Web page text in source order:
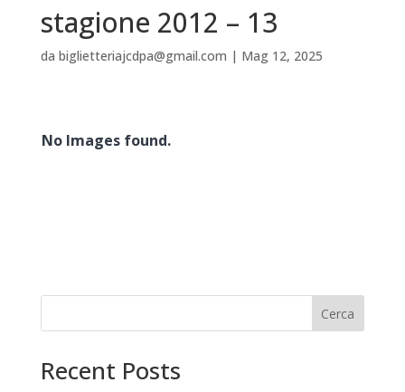
stagione 2012 – 13
da biglietteriajcdpa@gmail.com | Mag 12, 2025
No Images found.
Cerca
Recent Posts